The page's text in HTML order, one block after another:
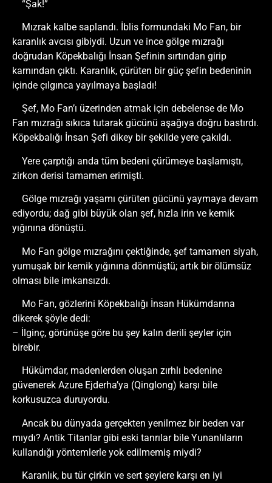
“Şak!”
Mızrak kalbe saplandı. İblis formundaki Mo Fan, bir
karanlık avcısı gibiydi. Uzun ve ince gölge mızrağı
doğrudan Köpekbalığı İnsan Şefinin sırtından girip
karnından çıktı. Karanlık, çürüten bir güç şefin bedeninin
içinde çılgınca yayılmaya başladı!
Şef, Mo Fan’ı üzerinden atmak için debelense de Mo
Fan mızrağı sıkıca tutarak gücünü aşağıya doğru bastırdı.
Köpekbalığı İnsan Şefi dikey bir şekilde yere çakıldı.
Yere çarptığı anda tüm bedeni çürümeye başlamıştı,
zirkon derisi tamamen erimişti.
Gölge mızrağı yaşamı çürüten gücünü yaymaya devam
ediyordu; dağ gibi büyük olan şef, hızla irin ve kemik
yığınına dönüştü.
Mo Fan gölge mızrağını çektiğinde, şef tamamen siyah,
yumuşak bir kemik yığınına dönmüştü; artık bir ölümsüz
olması bile imkansızdı.
Mo Fan, gözlerini Köpekbalığı İnsan Hükümdarına
dikerek şöyle dedi:
– İlginç, görünüşe göre bu şey kalın derili şeyler için
birebir.
Hükümdar, madenlerden oluşan zırhlı bedenine
güvenerek Azure Ejderha’ya (Qinglong) karşı bile
korkusuzca duruyordu.
Ancak bu dünyada gerçekten yenilmez bir beden var
mıydı? Antik Titanlar gibi eski tanrılar bile Yunanlıların
kullandığı yöntemlerle yok edilmemiş miydi?
Karanlık, bu tür çirkin ve sert şeylere karşı en iyi